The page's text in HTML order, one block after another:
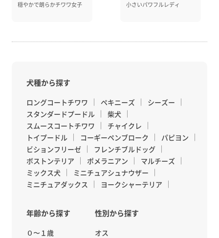
穏やかで朗らかチワワ女子 小さいパワフルレディ
犬種から探す
ロングコートチワワ ペキニーズ
シーズー
スタンダードプードル
柴犬
スムースコートチワワ
チャイクレ
トイプードル
コーギーペンブローク
パピヨン
ビションフリーゼ
フレンチブルドッグ
ボストンテリア
ポメラニアン
マルチーズ
ミックス犬
ミニチュアシュナウザー
ミニチュアダックス
ヨークシャーテリア
年齢から探す
０〜１歳
性別から探す
オス